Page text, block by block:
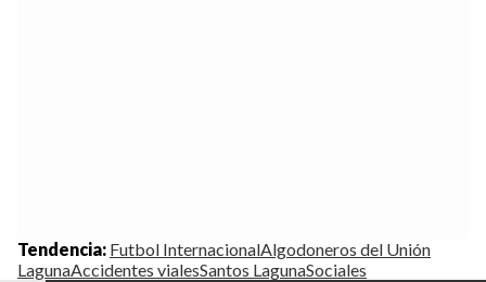
Tendencia: Futbol InternacionalAlgodoneros del Unión
LagunaAccidentes vialesSantos LagunaSociales